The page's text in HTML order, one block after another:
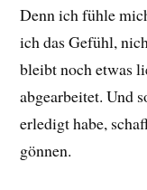
Denn ich fühle
ich das Gefühl,
bleibt noch etwas
abgearbeitet. Und
erledigt habe,
gönnen.